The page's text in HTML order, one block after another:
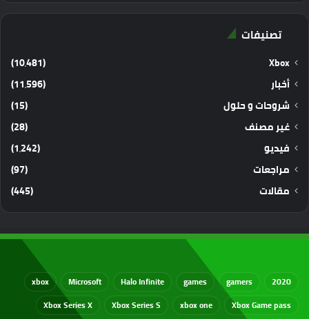
تصنيفات
Xbox
(10٬481)
أخبار
(11٬596)
شروحات و حلول
(15)
غير مصنف
(28)
فيديو
(1٬242)
مراجعات
(97)
مقالات
(445)
2020
gamers
games
Halo Infinite
Microsoft
xbox
Xbox Game pass
xbox one
Xbox Series S
Xbox Series X